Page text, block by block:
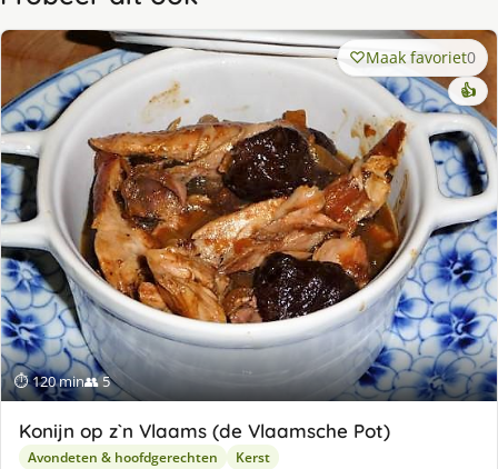
⏱ 120 min👥 5
Maak favoriet0
👍
Konijn op z`n Vlaams (de Vlaamsche Pot)
Avondeten & hoofdgerechten Kerst